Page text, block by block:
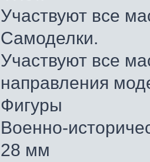
Участвуют все
Самоделки.
Участвуют все
направления
Фигуры
Военно-
28 мм